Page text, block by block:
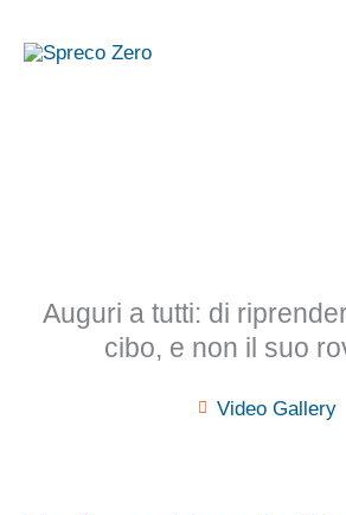
Auguri a tutti: di
cibo, e non il suo
Video Gallery